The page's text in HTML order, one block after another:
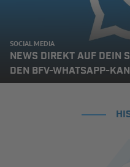
SOCIAL MEDIA
NEWS DIREKT AUF DEIN
DEN BFV-WHATSAPP-